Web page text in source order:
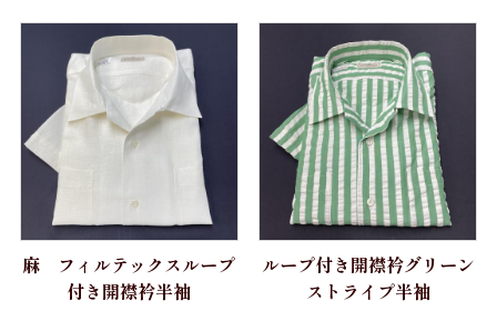
Brembana
MONTI
ALUMO
TESTA
THOMAS MASON
Grandi&Rubinelli
パジャマ 紳士 L
パジャマ 紳士 LL
パジャマ 婦人 M
パジャマ 婦人 L
CANCLINI
acorn
ALBIATE
OLTOLINA
麻 フィルテックスループ
付き開襟衿半袖
ループ付き開襟衿グリーン
ストライプ半袖